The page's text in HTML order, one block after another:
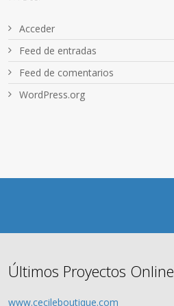
Acceder
Feed de entradas
Feed de comentarios
WordPress.org
Últimos Proyectos Online
www.cecileboutique.com